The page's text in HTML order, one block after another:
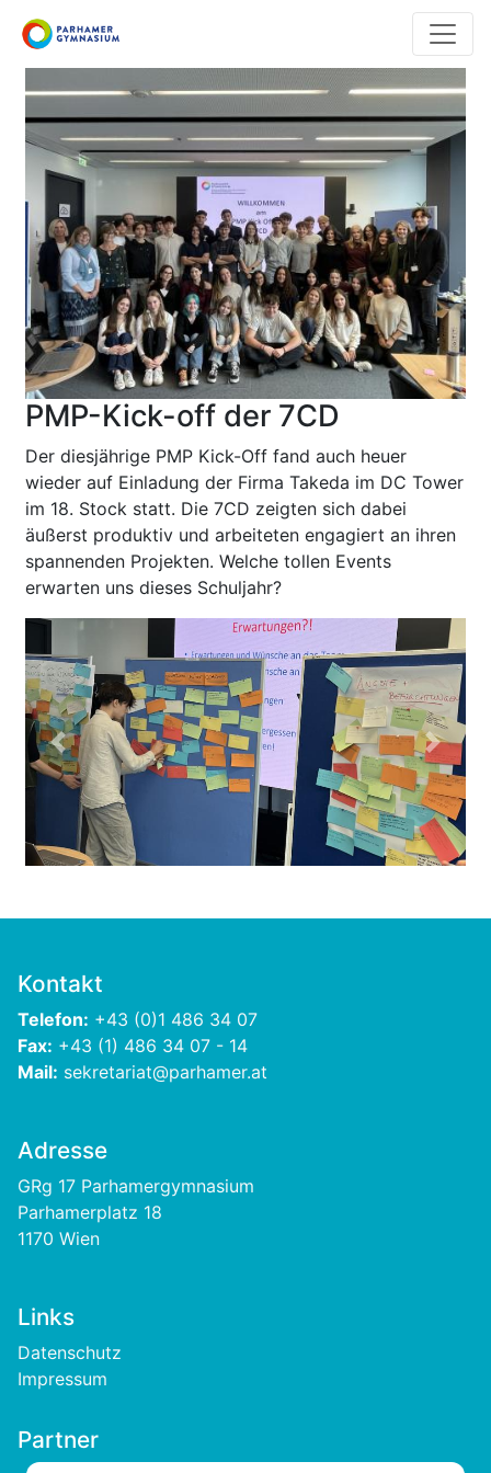
Direkt
zum
Inhalt
PMP-Kick-off der 7CD
Der diesjährige PMP Kick-Off fand auch heuer
wieder auf Einladung der Firma Takeda im DC Tower
im 18. Stock statt. Die 7CD zeigten sich dabei
äußerst produktiv und arbeiteten engagiert an ihren
spannenden Projekten. Welche tollen Events
erwarten uns dieses Schuljahr?
Previous Next
Kontakt
Telefon: +43 (0)1 486 34 07
Fax: +43 (1) 486 34 07 - 14
Mail: sekretariat@parhamer.at
Adresse
GRg 17 Parhamergymnasium
Parhamerplatz 18
1170 Wien
Links
Footer
Datenschutz
Impressum
Partner